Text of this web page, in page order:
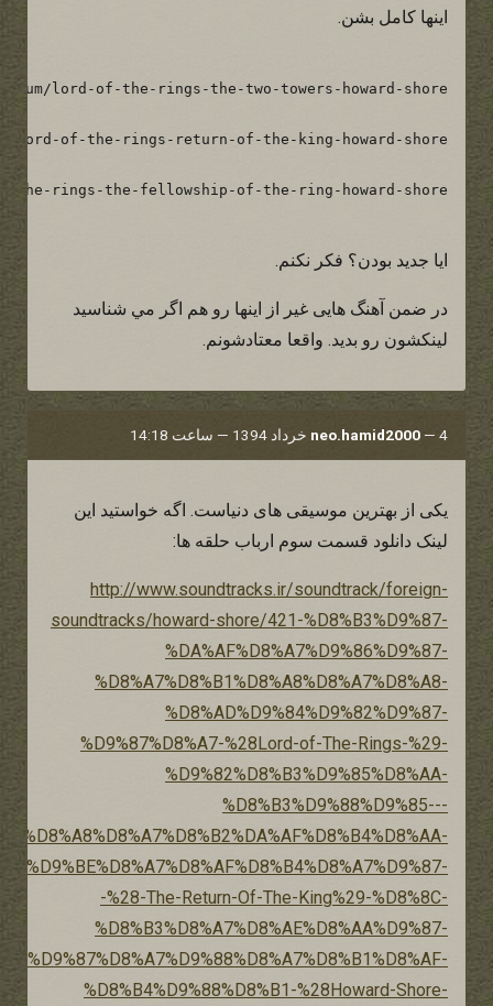
اينها كامل بشن.
ايا جديد بودن؟ فكر نكنم.
در ضمن آهنگ هايى غير از اينها رو هم اگر مي شناسيد
لينكشون رو بديد. واقعا معتادشونم.
neo.hamid2000 — 4 خرداد 1394 — ساعت 14:18
یکی از بهترین موسیقی های دنیاست. اگه خواستید این
لینک دانلود قسمت سوم ارباب حلقه ها:
http://www.soundtracks.ir/soundtrack/foreign-
soundtracks/howard-shore/421-%D8%B3%D9%87-
%DA%AF%D8%A7%D9%86%D9%87-
%D8%A7%D8%B1%D8%A8%D8%A7%D8%A8-
%D8%AD%D9%84%D9%82%D9%87-
%D9%87%D8%A7-%28Lord-of-The-Rings-%29-
%D9%82%D8%B3%D9%85%D8%AA-
%D8%B3%D9%88%D9%85---
%D8%A8%D8%A7%D8%B2%DA%AF%D8%B4%D8%AA-
%D9%BE%D8%A7%D8%AF%D8%B4%D8%A7%D9%87-
-%28-The-Return-Of-The-King%29-%D8%8C-
%D8%B3%D8%A7%D8%AE%D8%AA%D9%87-
%D9%87%D8%A7%D9%88%D8%A7%D8%B1%D8%AF-
%D8%B4%D9%88%D8%B1-%28Howard-Shore-